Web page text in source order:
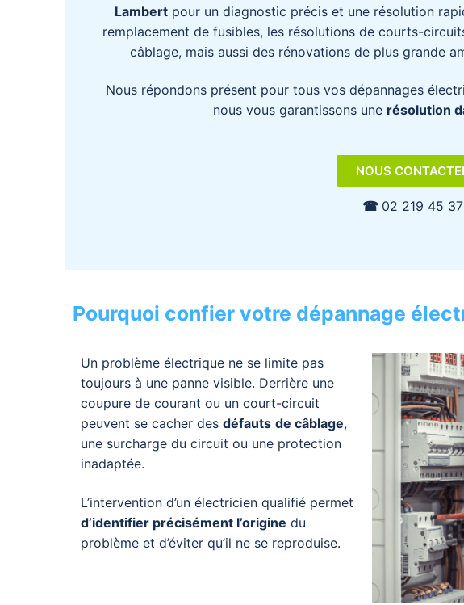
Lambert pour un diagnostic précis et une résolution
remplacement de fusibles, les résolutions de courts-
câblage, mais aussi des rénovations de plus grande
Nous répondons présent pour tous vos dépannages
nous vous garantissons une résolution
NOUS
☎︎ 02 219 45 37
Pourquoi confier votre dépannage
Un problème électrique ne se limite pas
toujours à une panne visible. Derrière une
coupure de courant ou un court-circuit
peuvent se cacher des défauts de câblage,
une surcharge du circuit ou une protection
inadaptée.
L’intervention d’un électricien qualifié permet
d’identifier précisément l’origine du
problème et d’éviter qu’il ne se reproduise.